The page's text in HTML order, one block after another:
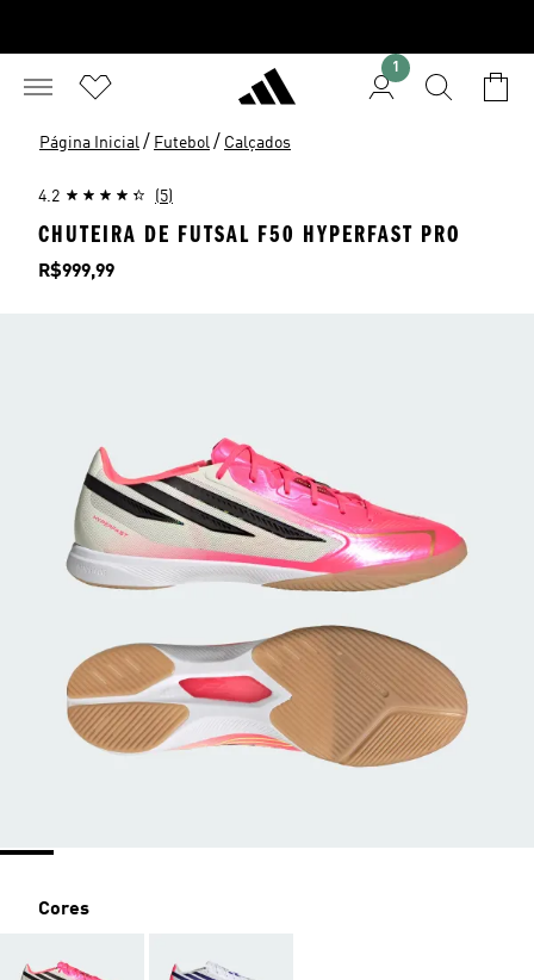
1
Página Inicial / Futebol / Calçados
4.2 (5)
CHUTEIRA DE FUTSAL F50 HYPERFAST PRO
Preço
R$999,99
Cores